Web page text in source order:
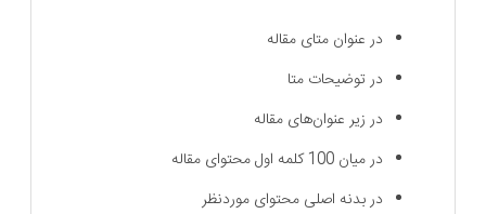
در عنوان متای مقاله
در توضیحات متا
در زیر عنوان‌های مقاله
در میان 100 کلمه اول محتوای مقاله
در بدنه اصلی محتوای موردنظر